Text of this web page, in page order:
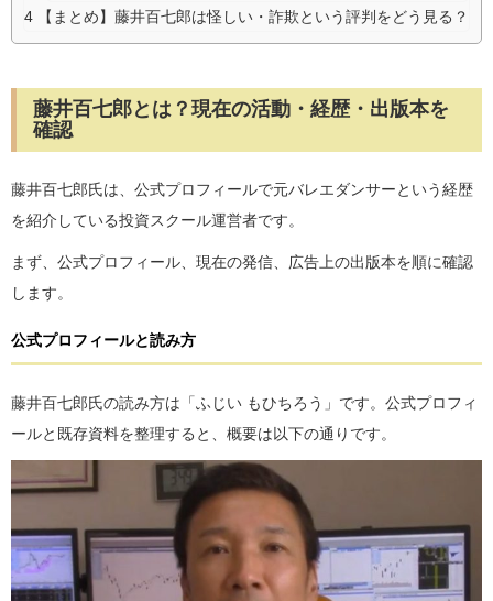
4 【まとめ】藤井百七郎は怪しい・詐欺という評判をどう見る？
藤井百七郎とは？現在の活動・経歴・出版本を
確認
藤井百七郎氏は、公式プロフィールで元バレエダンサーという経歴
を紹介している投資スクール運営者です。
まず、公式プロフィール、現在の発信、広告上の出版本を順に確認
します。
公式プロフィールと読み方
藤井百七郎氏の読み方は「ふじい もひちろう」です。公式プロフィ
ールと既存資料を整理すると、概要は以下の通りです。